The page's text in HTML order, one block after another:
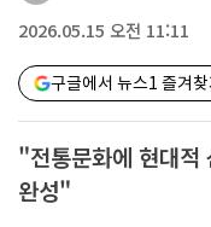
2026.05.15 오전 11:11
구글에서 뉴스1 즐겨찾
"전통문화에 현대적
완성"